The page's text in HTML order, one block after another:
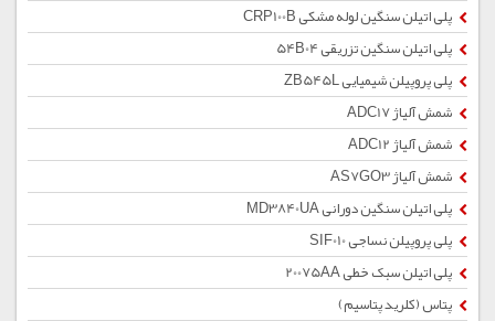
پلی اتیلن سنگین لوله مشکی CRP100B
پلی اتیلن سنگین تزریقی 54B04
پلی پروپیلن شیمیایی ZB545L
شمش آلیاژ ADC17
شمش آلیاژ ADC12
شمش آلیاژ AS7GO3
پلی اتیلن سنگین دورانی MD3840UA
پلی پروپیلن نساجی SIF010
پلی اتیلن سبک خطی 20075AA
پتاس (کلرید پتاسیم)